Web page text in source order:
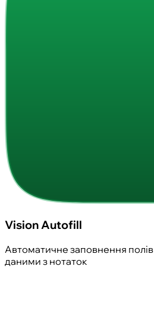
Vision Autofill
Автоматичне заповнення полів
даними з нотаток